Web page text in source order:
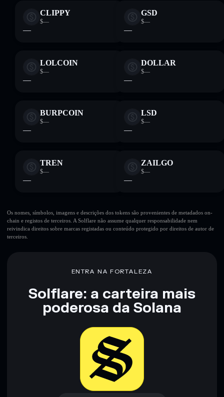
CLIPPY
$—
—
GSD
$—
—
LOLCOIN
$—
—
DOLLAR
$—
—
BURPCOIN
$—
—
LSD
$—
—
TREN
$—
—
ZAILGO
$—
—
Os nomes, símbolos, imagens e descrições dos tokens são provenientes de metadados on-
chain e registos de terceiros. A Solflare não assume qualquer responsabilidade nem
reivindica direitos sobre marcas registadas ou conteúdo protegido por direitos de autor de
terceiros.
ENTRA NA FORTALEZA
Solflare: a carteira mais
poderosa da Solana
Baixar agora